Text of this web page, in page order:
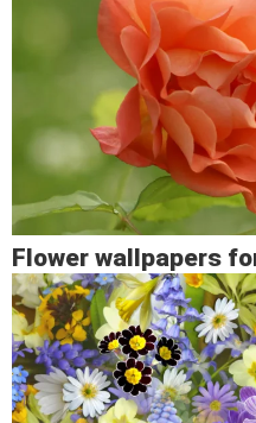
Flower wallpapers